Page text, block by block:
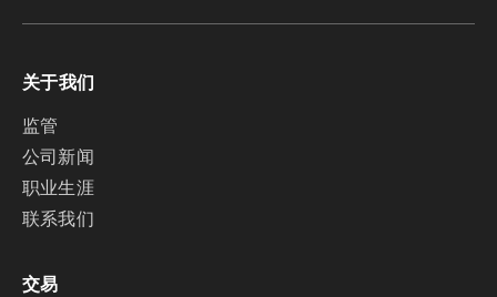
关于我们
监管
公司新闻
职业生涯
联系我们
交易